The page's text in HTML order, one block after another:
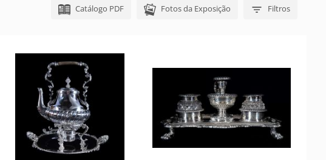
Catálogo PDF Fotos da Exposição Filtros